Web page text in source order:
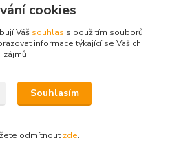
cookies
Váš souhlas s použitím souborů
informace týkající se Vašich
zájmů.
Souhlasím
odmítnout zde.